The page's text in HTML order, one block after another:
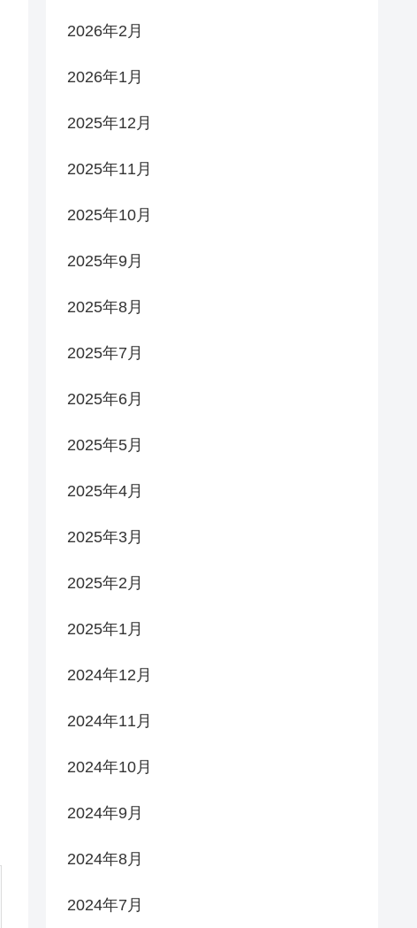
2026年2月
2026年1月
2025年12月
2025年11月
2025年10月
2025年9月
2025年8月
2025年7月
2025年6月
2025年5月
2025年4月
2025年3月
2025年2月
2025年1月
2024年12月
2024年11月
2024年10月
2024年9月
2024年8月
2024年7月